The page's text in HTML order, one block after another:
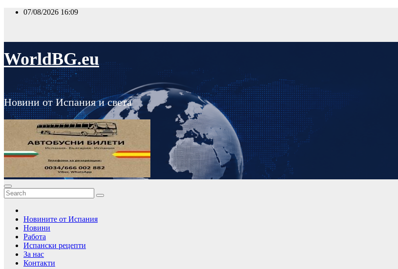
Skip
07/08/2026 16:09
WorldBG.eu
Новини от Испания и света
Новините от Испания
Новини
Работа
Испански рецепти
За нас
Контакти